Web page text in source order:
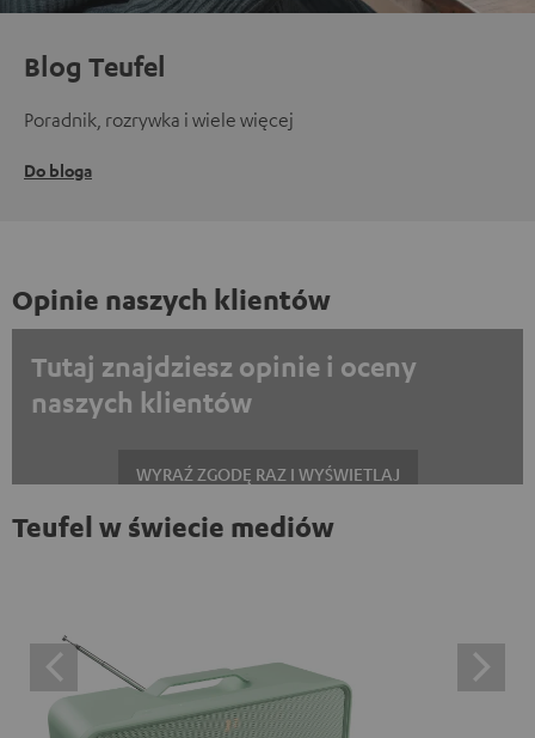
Blog Teufel
Poradnik, rozrywka i wiele więcej
Do bloga
Opinie naszych klientów
Tutaj znajdziesz opinie i oceny
naszych klientów
WYRAŹ ZGODĘ RAZ I WYŚWIETLAJ
Zawsze wyświetlać treści zewnętrzne? Włącz tę opcję w ustawieniach
tutaj za pomocą jednego kliknięcia. Kliknięcie na treść
oznacza wyrażenie zgody na wyświetlanie treści
zewnętrznych. Oznacza to, że dane osobowe mogą być
Teufel w świecie mediów